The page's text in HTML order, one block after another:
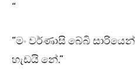
“
“මං වර්ණාසි බේබි
හැඩයි නේ.”